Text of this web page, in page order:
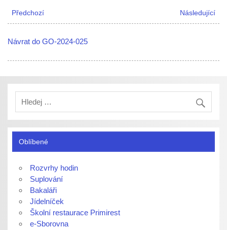
Předchozí Následující
Návrat do GO-2024-025
Oblíbené
Rozvrhy hodin
Suplování
Bakaláři
Jídelníček
Školní restaurace Primirest
e-Sborovna